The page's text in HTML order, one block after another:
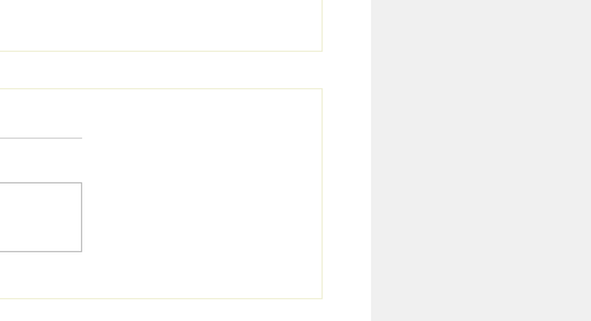
ESCUELA PRIMARIA DEL